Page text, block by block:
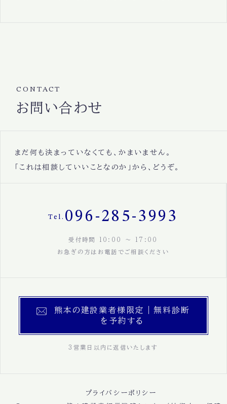
CONTACT
お問い合わせ
まだ何も決まっていなくても、かまいません。
「これは相談していいことなのか」から、どうぞ。
Tel. 096-285-3993
受付時間 10:00 〜 17:00
お急ぎの方はお電話でご相談ください
熊本の建設業者様限定｜無料診断
を予約する
3営業日以内に返信いたします
プライバシーポリシー